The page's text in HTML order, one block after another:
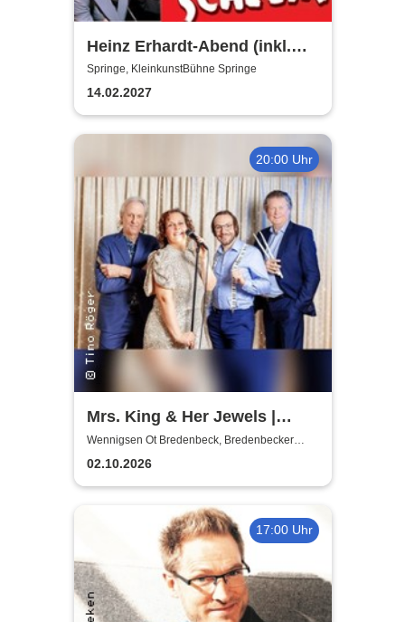
Heinz Erhardt-Abend (inkl.
Getränke)
Springe, KleinkunstBühne Springe
14.02.2027
20:00 Uhr
Mrs. King & Her Jewels |
Blues, Boogie-Woogie, Rock
n Roll & Soul
Wennigsen Ot Bredenbeck, Bredenbecker
Scheune
02.10.2026
17:00 Uhr